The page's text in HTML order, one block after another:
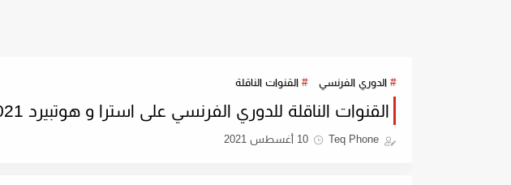
الدوري الفرنسي القنوات الناقلة
القنوات الناقلة للدوري الفرنسي على استرا و هوتبيرد 2021 2022
Teq Phone 10 أغسطس 2021